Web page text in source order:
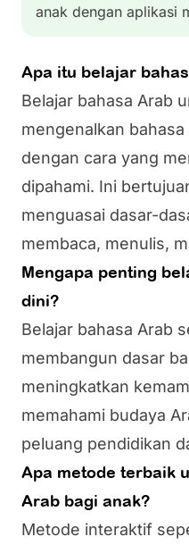
anak dengan aplikasi
Apa itu belajar
Belajar bahasa Arab
mengenalkan
dengan cara yang
dipahami. Ini
menguasai dasar-
membaca, menulis,
Mengapa penting
dini?
Belajar bahasa Arab
membangun dasar
meningkatkan
memahami budaya
peluang pendidikan
Apa metode terbaik
Arab bagi anak?
Metode interaktif